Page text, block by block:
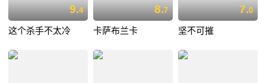
9.4
这个杀手不太冷
8.7
卡萨布兰卡
7.0
坚不可摧